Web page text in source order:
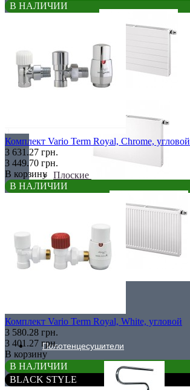
Линейные
Плоские
Профильные
Полотенцесушители
В НАЛИЧИИ
Комплект Vario Term Royal, Chrome, угловой
3 631.27 грн.
3 449.70 грн.
В корзину
В НАЛИЧИИ
Комплект Vario Term Royal, White, угловой
3 580.28 грн.
3 401.27 грн.
В корзину
В НАЛИЧИИ
BLACK STYLE